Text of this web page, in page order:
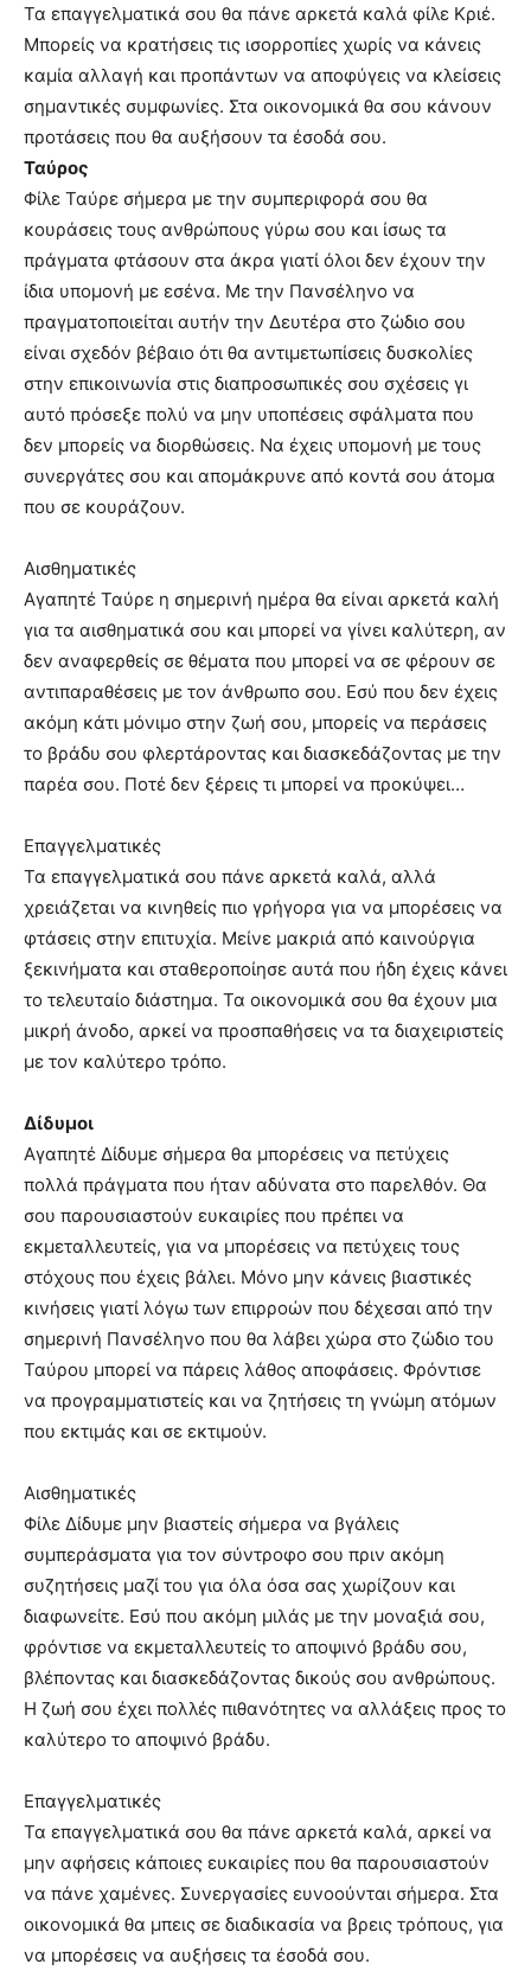
Τα επαγγελματικά σου θα πάνε αρκετά καλά φίλε Κριέ.
Μπορείς να κρατήσεις τις ισορροπίες χωρίς να κάνεις
καμία αλλαγή και προπάντων να αποφύγεις να κλείσεις
σημαντικές συμφωνίες. Στα οικονομικά θα σου κάνουν
προτάσεις που θα αυξήσουν τα έσοδά σου.
Ταύρος
Φίλε Ταύρε σήμερα με την συμπεριφορά σου θα
κουράσεις τους ανθρώπους γύρω σου και ίσως τα
πράγματα φτάσουν στα άκρα γιατί όλοι δεν έχουν την
ίδια υπομονή με εσένα. Με την Πανσέληνο να
πραγματοποιείται αυτήν την Δευτέρα στο ζώδιο σου
είναι σχεδόν βέβαιο ότι θα αντιμετωπίσεις δυσκολίες
στην επικοινωνία στις διαπροσωπικές σου σχέσεις γι
αυτό πρόσεξε πολύ να μην υποπέσεις σφάλματα που
δεν μπορείς να διορθώσεις. Να έχεις υπομονή με τους
συνεργάτες σου και απομάκρυνε από κοντά σου άτομα
που σε κουράζουν.
Αισθηματικές
Αγαπητέ Ταύρε η σημερινή ημέρα θα είναι αρκετά καλή
για τα αισθηματικά σου και μπορεί να γίνει καλύτερη, αν
δεν αναφερθείς σε θέματα που μπορεί να σε φέρουν σε
αντιπαραθέσεις με τον άνθρωπο σου. Εσύ που δεν έχεις
ακόμη κάτι μόνιμο στην ζωή σου, μπορείς να περάσεις
το βράδυ σου φλερτάροντας και διασκεδάζοντας με την
παρέα σου. Ποτέ δεν ξέρεις τι μπορεί να προκύψει…
Επαγγελματικές
Τα επαγγελματικά σου πάνε αρκετά καλά, αλλά
χρειάζεται να κινηθείς πιο γρήγορα για να μπορέσεις να
φτάσεις στην επιτυχία. Μείνε μακριά από καινούργια
ξεκινήματα και σταθεροποίησε αυτά που ήδη έχεις κάνει
το τελευταίο διάστημα. Τα οικονομικά σου θα έχουν μια
μικρή άνοδο, αρκεί να προσπαθήσεις να τα διαχειριστείς
με τον καλύτερο τρόπο.
Δίδυμοι
Αγαπητέ Δίδυμε σήμερα θα μπορέσεις να πετύχεις
πολλά πράγματα που ήταν αδύνατα στο παρελθόν. Θα
σου παρουσιαστούν ευκαιρίες που πρέπει να
εκμεταλλευτείς, για να μπορέσεις να πετύχεις τους
στόχους που έχεις βάλει. Μόνο μην κάνεις βιαστικές
κινήσεις γιατί λόγω των επιρροών που δέχεσαι από την
σημερινή Πανσέληνο που θα λάβει χώρα στο ζώδιο του
Ταύρου μπορεί να πάρεις λάθος αποφάσεις. Φρόντισε
να προγραμματιστείς και να ζητήσεις τη γνώμη ατόμων
που εκτιμάς και σε εκτιμούν.
Αισθηματικές
Φίλε Δίδυμε μην βιαστείς σήμερα να βγάλεις
συμπεράσματα για τον σύντροφο σου πριν ακόμη
συζητήσεις μαζί του για όλα όσα σας χωρίζουν και
διαφωνείτε. Εσύ που ακόμη μιλάς με την μοναξιά σου,
φρόντισε να εκμεταλλευτείς το αποψινό βράδυ σου,
βλέποντας και διασκεδάζοντας δικούς σου ανθρώπους.
Η ζωή σου έχει πολλές πιθανότητες να αλλάξεις προς το
καλύτερο το αποψινό βράδυ.
Επαγγελματικές
Τα επαγγελματικά σου θα πάνε αρκετά καλά, αρκεί να
μην αφήσεις κάποιες ευκαιρίες που θα παρουσιαστούν
να πάνε χαμένες. Συνεργασίες ευνοούνται σήμερα. Στα
οικονομικά θα μπεις σε διαδικασία να βρεις τρόπους, για
να μπορέσεις να αυξήσεις τα έσοδά σου.